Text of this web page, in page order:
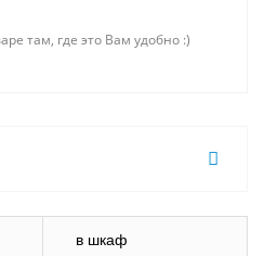
там, где это Вам удобно :)
в шкаф